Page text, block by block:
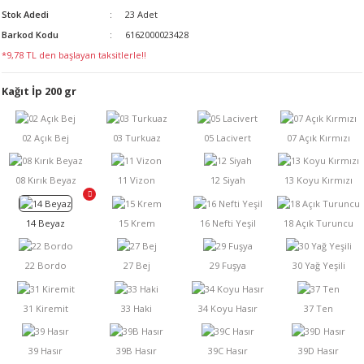
KENDİR İPİ
Stok Adedi
23 Adet
Barkod Kodu
6162000023428
*9,78 TL den başlayan taksitlerle!!
Kağıt İp 200 gr